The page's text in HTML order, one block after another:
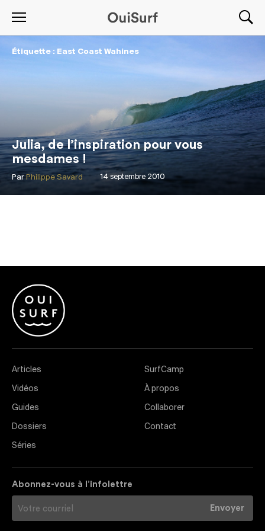
Étiquette : East Coast Wahines
Julia, de l’inspiration pour vous
mesdames !
14 septembre 2010
Par Philippe Savard
Articles
Vidéos
Guides
Dossiers
Séries
SurfCamp
À propos
Collaborer
Contact
Abonnez-vous à l’infolettre